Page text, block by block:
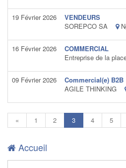
19 Février 2026
VENDEURS
SOREPCO SA
16 Février 2026
COMMERCIAL
Entreprise de la
09 Février 2026
Commercial(e) B2B
AGILE THINKING
« 1 2 3(current)
4 5
Accueil